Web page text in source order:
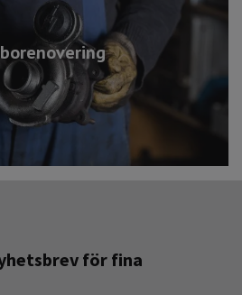
för fina